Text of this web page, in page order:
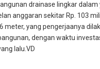
drainase lingkar dalam
anggaran sekitar Rp. 103
meter, yang pengerjaanya
dengan waktu
lalu.VD